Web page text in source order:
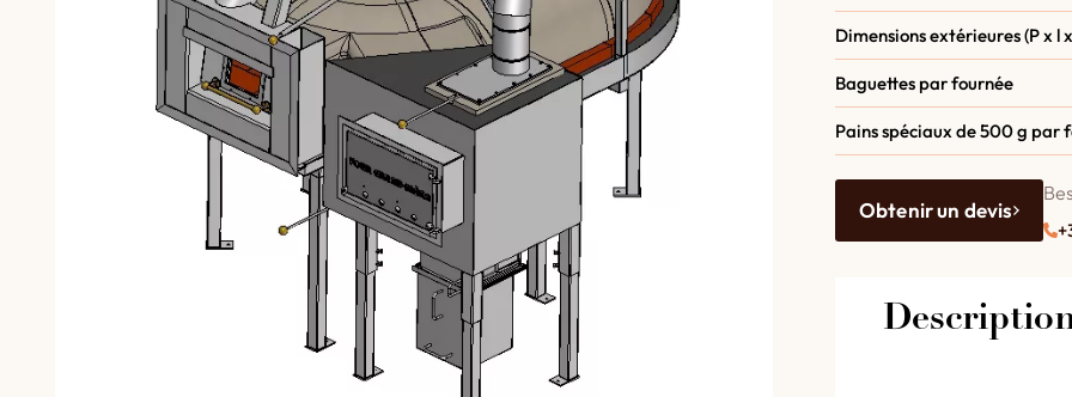
Dimensions extérieures (P x l
Baguettes par fournée
Pains spéciaux de 500 g par
Obtenir un devis